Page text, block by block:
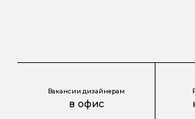
Вакансии дизайнерам
в офис